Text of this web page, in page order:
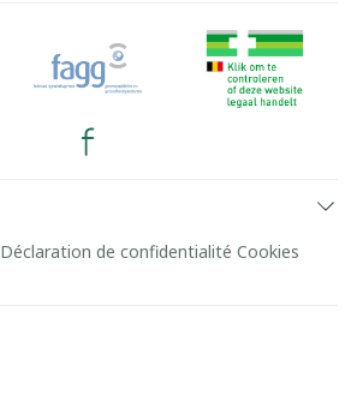
Déclaration de confidentialité Cookies